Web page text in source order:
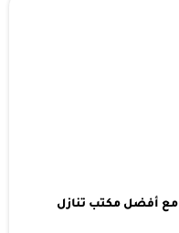
تنازل عاملات منزليه 0533376553 مع أفضل مكتب تنازل